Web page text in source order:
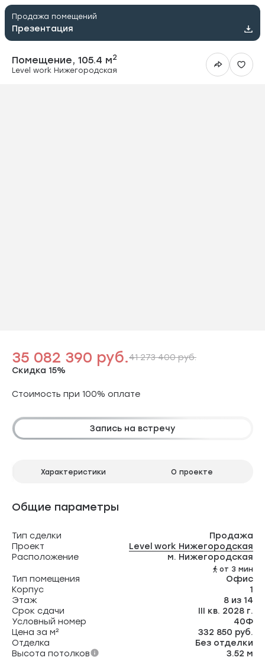
Продажа помещений
Презентация
Помещение, 105.4 м2
Level work Нижегородская
35 082 390 руб.
Скидка 15%
41 273 400 руб.
Стоимость при 100% оплате
Запись на встречу
Характеристики О проекте
Общие параметры
Тип сделки
Продажа
Проект
Level work Нижегородская
Расположение
м. Нижегородская
от 3 мин
Тип помещения
Офис
Корпус
1
Этаж
8 из 14
Срок сдачи
III кв. 2028 г.
Условный номер
40Ф
Цена за м²
332 850 руб.
Отделка
Без отделки
Высота потолков
3.52 м